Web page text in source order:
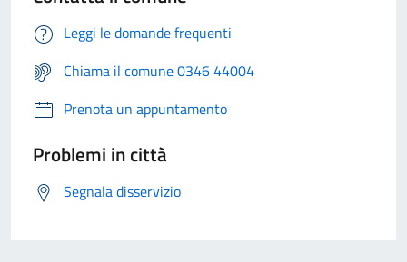
Leggi le domande frequenti
Chiama il comune 0346 44004
Prenota un appuntamento
Problemi in città
Segnala disservizio